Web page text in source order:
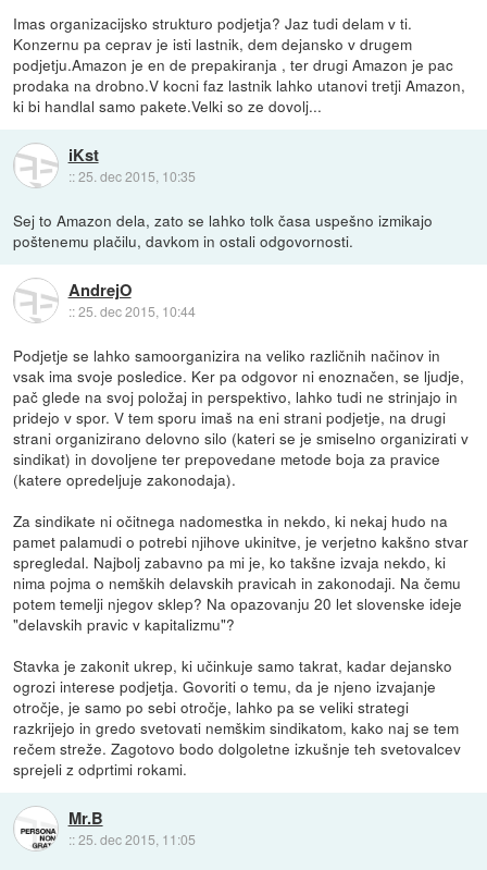
Imas organizacijsko strukturo podjetja? Jaz tudi delam v ti.
Konzernu pa ceprav je isti lastnik, dem dejansko v drugem
podjetju.Amazon je en de prepakiranja , ter drugi Amazon je pac
prodaka na drobno.V kocni faz lastnik lahko utanovi tretji Amazon,
ki bi handlal samo pakete.Velki so ze dovolj...
iKst
::25. dec 2015, 10:35
Sej to Amazon dela, zato se lahko tolk časa uspešno izmikajo
poštenemu plačilu, davkom in ostali odgovornosti.
AndrejO
::25. dec 2015, 10:44
Podjetje se lahko samoorganizira na veliko različnih načinov in
vsak ima svoje posledice. Ker pa odgovor ni enoznačen, se ljudje,
pač glede na svoj položaj in perspektivo, lahko tudi ne strinjajo in
pridejo v spor. V tem sporu imaš na eni strani podjetje, na drugi
strani organizirano delovno silo (kateri se je smiselno organizirati v
sindikat) in dovoljene ter prepovedane metode boja za pravice
(katere opredeljuje zakonodaja).
Za sindikate ni očitnega nadomestka in nekdo, ki nekaj hudo na
pamet palamudi o potrebi njihove ukinitve, je verjetno kakšno stvar
spregledal. Najbolj zabavno pa mi je, ko takšne izvaja nekdo, ki
nima pojma o nemških delavskih pravicah in zakonodaji. Na čemu
potem temelji njegov sklep? Na opazovanju 20 let slovenske ideje
"delavskih pravic v kapitalizmu"?
Stavka je zakonit ukrep, ki učinkuje samo takrat, kadar dejansko
ogrozi interese podjetja. Govoriti o temu, da je njeno izvajanje
otročje, je samo po sebi otročje, lahko pa se veliki strategi
razkrijejo in gredo svetovati nemškim sindikatom, kako naj se tem
rečem streže. Zagotovo bodo dolgoletne izkušnje teh svetovalcev
sprejeli z odprtimi rokami.
Mr.B
::25. dec 2015, 11:05